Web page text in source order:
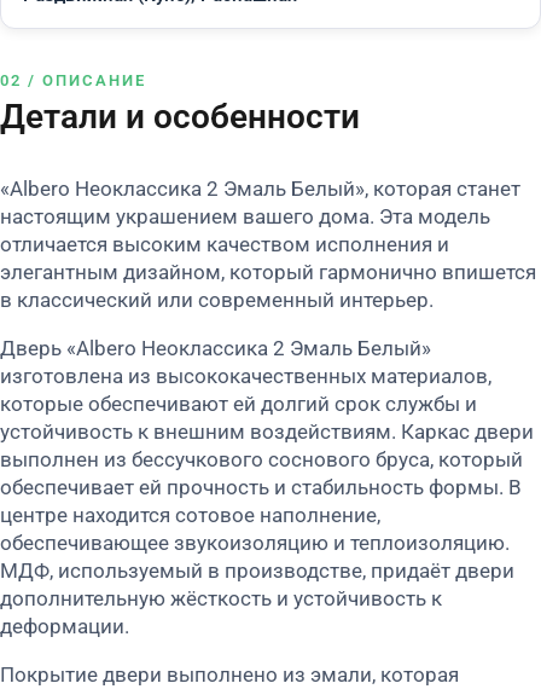
02 / ОПИСАНИЕ
Детали и особенности
«Albero Неоклассика 2 Эмаль Белый», которая станет
настоящим украшением вашего дома. Эта модель
отличается высоким качеством исполнения и
элегантным дизайном, который гармонично впишется
в классический или современный интерьер.
Дверь «Albero Неоклассика 2 Эмаль Белый»
изготовлена из высококачественных материалов,
которые обеспечивают ей долгий срок службы и
устойчивость к внешним воздействиям. Каркас двери
выполнен из бессучкового соснового бруса, который
обеспечивает ей прочность и стабильность формы. В
центре находится сотовое наполнение,
обеспечивающее звукоизоляцию и теплоизоляцию.
МДФ, используемый в производстве, придаёт двери
дополнительную жёсткость и устойчивость к
деформации.
Покрытие двери выполнено из эмали, которая